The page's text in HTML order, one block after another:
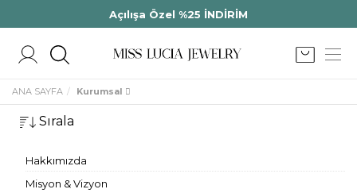
Açılışa Özel %25 İNDİRİM
ANA SAYFA Kurumsal
Sırala
Hakkımızda
Misyon & Vizyon